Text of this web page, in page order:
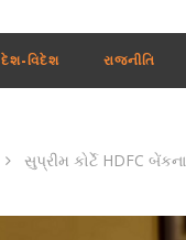
દેશ-વિદેશ રાજનીતિ
સુપ્રીમ કોર્ટે HDFC